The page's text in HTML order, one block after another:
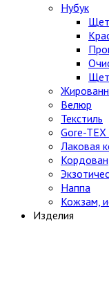
Нубук
Велюр
Текстиль
Gore-
Лаковая
Кордован
Наппа
Кожзам,
Изделия